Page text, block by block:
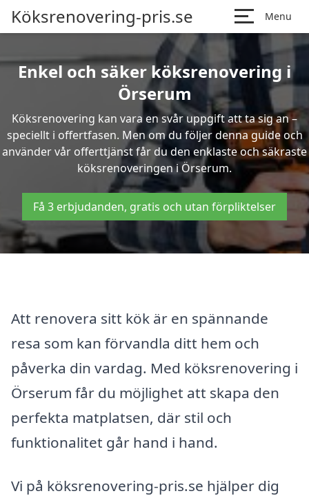
Köksrenovering-pris.se Menu
Enkel och säker köksrenovering i
Örserum
Köksrenovering kan vara en svår uppgift att ta sig an –
speciellt i offertfasen. Men om du följer denna guide och
använder vår offerttjänst får du den enklaste och säkraste
köksrenoveringen i Örserum.
Få 3 erbjudanden, gratis och utan förpliktelser
Att renovera sitt kök är en spännande
resa som kan förvandla ditt hem och
påverka din vardag. Med köksrenovering i
Örserum får du möjlighet att skapa den
perfekta matplatsen, där stil och
funktionalitet går hand i hand.
Vi på köksrenovering-pris.se hjälper dig